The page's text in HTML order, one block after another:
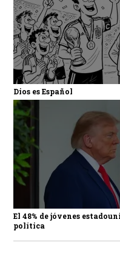
Dios es Español
El 48% de jóvenes
política